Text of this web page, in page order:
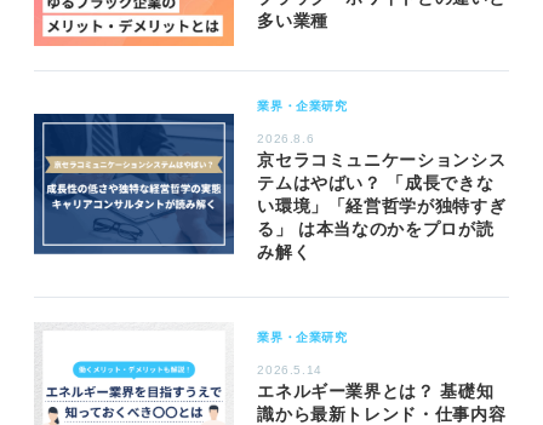
多い業種
業界・企業研究
2026.8.6
京セラコミュニケーションシス
テムはやばい？ 「成長できな
い環境」「経営哲学が独特すぎ
る」 は本当なのかをプロが読
み解く
業界・企業研究
2026.5.14
エネルギー業界とは？ 基礎知
識から最新トレンド・仕事内容